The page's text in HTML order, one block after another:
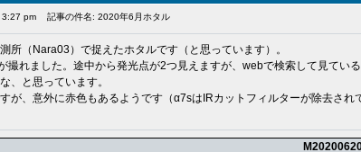
pm 記事の件名: 2020年6月ホタル
所（Nara03）で捉えたホタルです（と思っています）。
撮れました。途中から発光点が2つ見えますが、webで検索して見てい
、と思っています。
が、意外に赤色もあるようです（α7sはIRカットフィルターが除去され